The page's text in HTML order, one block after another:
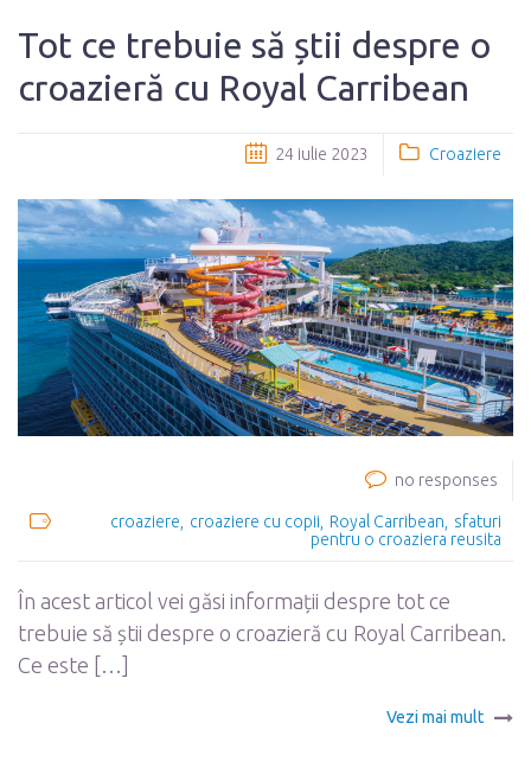
Tot ce trebuie să știi despre o
croazieră cu Royal Carribean
24 iulie 2023 Croaziere
no responses
croaziere croaziere cu copii Royal Carribean
sfaturi
pentru o croaziera reusita
În acest articol vei găsi informații despre tot ce
trebuie să știi despre o croazieră cu Royal Carribean.
Ce este […]
Vezi mai mult